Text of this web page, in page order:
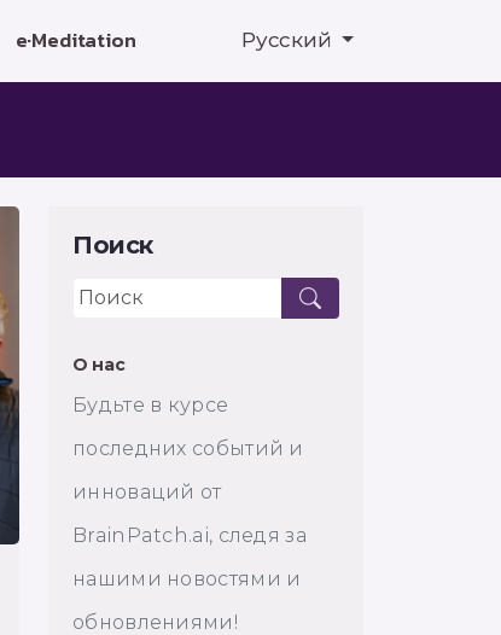
e·Meditation Русский
Поиск
О нас
Будьте в курсе
последних событий и
инноваций от
BrainPatch.ai, следя за
нашими новостями и
обновлениями!